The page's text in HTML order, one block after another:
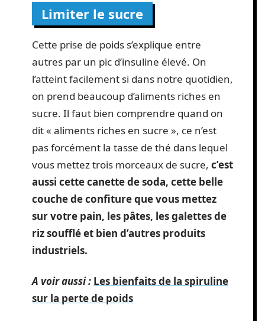
Limiter le sucre
Cette prise de poids s’explique entre
autres par un pic d’insuline élevé. On
l’atteint facilement si dans notre quotidien,
on prend beaucoup d’aliments riches en
sucre. Il faut bien comprendre quand on
dit « aliments riches en sucre », ce n’est
pas forcément la tasse de thé dans lequel
vous mettez trois morceaux de sucre, c’est
aussi cette canette de soda, cette belle
couche de confiture que vous mettez
sur votre pain, les pâtes, les galettes de
riz soufflé et bien d’autres produits
industriels.
A voir aussi : Les bienfaits de la spiruline
sur la perte de poids